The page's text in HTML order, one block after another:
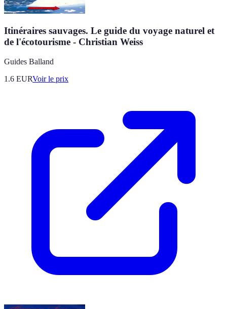
Itinéraires sauvages. Le guide du voyage naturel et
de l'écotourisme - Christian Weiss
Guides Balland
1.6 EURVoir le prix